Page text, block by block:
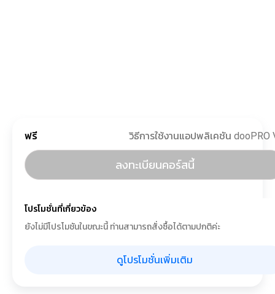
ฟรี
ลงทะเบียนคอร์สนี้
โปรโมชั่นที่เกี่ยวข้อง
ยังไม่มีโปรโมชันในขณะนี้ ท่านสามารถสั่งซื้อได้ตามปกติค่ะ
ดูโปรโมชั่นเพิ่มเติม